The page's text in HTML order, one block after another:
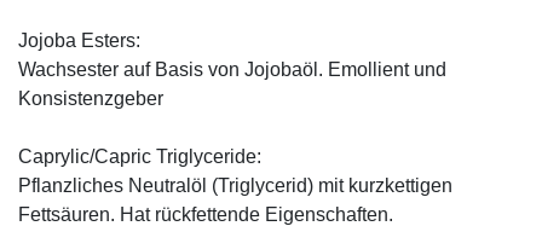
Jojoba Esters:
Wachsester auf Basis von Jojobaöl. Emollient und
Konsistenzgeber
Caprylic/Capric Triglyceride:
Pflanzliches Neutralöl (Triglycerid) mit kurzkettigen
Fettsäuren. Hat rückfettende Eigenschaften.